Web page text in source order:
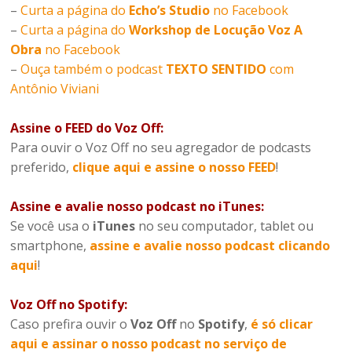
–Curta a página do Echo’s Studio no Facebook
–Curta a página doWorkshop de Locução Voz A
Obra no Facebook
–Ouça também o podcast TEXTO SENTIDO com
Antônio Viviani
Assine o FEED do Voz Off:
Para ouvir o Voz Off no seu agregador de podcasts
preferido, clique aqui e assine o nosso FEED!
Assine e avalie nosso podcast no iTunes:
Se você usa o iTunes no seu computador, tablet ou
smartphone, assine e avalie nosso podcast clicando
aqui!
Voz Off no Spotify:
Caso prefira ouvir oVoz Offno Spotify, é só clicar
aqui e assinar o nosso podcast no serviço de